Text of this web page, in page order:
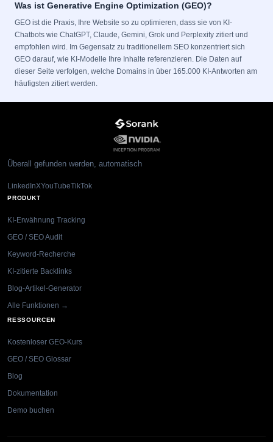
Was ist Generative Engine Optimization (GEO)?
GEO ist die Praxis, Ihre Website so zu optimieren, dass sie von KI-
Chatbots wie ChatGPT, Claude, Gemini, Grok und Perplexity zitiert und
empfohlen wird. Im Gegensatz zu traditionellem SEO konzentriert sich
GEO darauf, wie KI-Modelle Ihre Inhalte referenzieren. Die Daten auf
dieser Seite verfolgen, welche Domains in über 165.000 KI-Antworten am
häufigsten zitiert werden.
Überall gefunden werden, automatisch
LinkedInXYouTubeTikTok
PRODUKT
KI-Erwähnung Tracking
GEO / SEO Audit
Keyword-Recherche
KI-zitierte Backlinks
Blog-Artikel-Generator
Alle Funktionen →
RESSOURCEN
Kostenloser GEO-Kurs
GEO / SEO Glossar
Blog
Dokumentation
Demo buchen